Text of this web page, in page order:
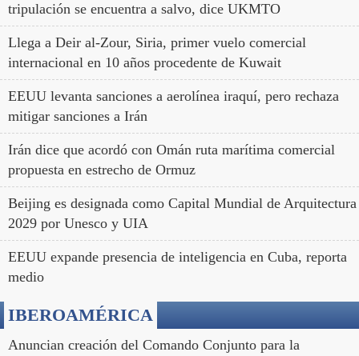
tripulación se encuentra a salvo, dice UKMTO
Llega a Deir al-Zour, Siria, primer vuelo comercial
internacional en 10 años procedente de Kuwait
EEUU levanta sanciones a aerolínea iraquí, pero rechaza
mitigar sanciones a Irán
Irán dice que acordó con Omán ruta marítima comercial
propuesta en estrecho de Ormuz
Beijing es designada como Capital Mundial de Arquitectura
2029 por Unesco y UIA
EEUU expande presencia de inteligencia en Cuba, reporta
medio
IBEROAMÉRICA
Anuncian creación del Comando Conjunto para la